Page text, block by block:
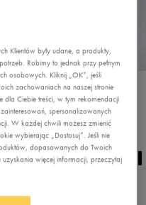
PROMO: DO -30%
KURTKA PEJO PADDED JACKET BLK
279,99 zł
zł
zł- najniższa cena
Klientów były udane, a produkty,
Robimy to jednak przy pełnym
osobowych. Kliknij „OK”, jeśli
zachowaniach na naszej stronie
Ciebie treści, w tym rekomendacji
spersonalizowanych
W każdej chwili możesz zmienić
wybierając „Dostosuj”. Jeśli nie
dopasowanych do Twoich
więcej informacji, przeczytaj